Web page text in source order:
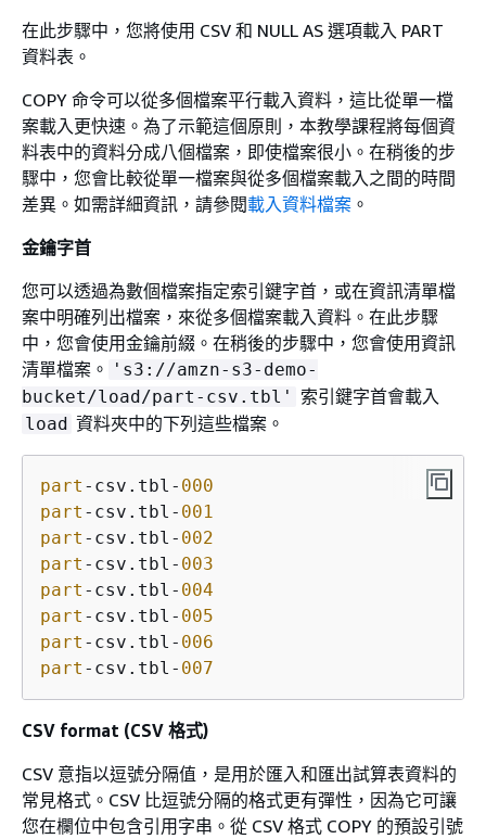
在此步驟中，您將使用 CSV 和 NULL AS 選項載入 PART
資料表。
COPY 命令可以從多個檔案平行載入資料，這比從單一檔
案載入更快速。為了示範這個原則，本教學課程將每個資
料表中的資料分成八個檔案，即使檔案很小。在稍後的步
驟中，您會比較從單一檔案與從多個檔案載入之間的時間
差異。如需詳細資訊，請參閱載入資料檔案 。
金鑰字首
您可以透過為數個檔案指定索引鍵字首，或在資訊清單檔
案中明確列出檔案，來從多個檔案載入資料。在此步驟
中，您會使用金鑰前綴。在稍後的步驟中，您會使用資訊
清單檔案。
's3://amzn-s3-demo-
bucket/load/part-csv.tbl'
索引鍵字首會載入
load 資料夾中的下列這些檔案。
part -csv.tbl- 000
part -csv.tbl- 001
part -csv.tbl- 002
part -csv.tbl- 003
part -csv.tbl- 004
part -csv.tbl- 005
part -csv.tbl- 006
part -csv.tbl- 007
CSV format (CSV 格式)
CSV 意指以逗號分隔值，是用於匯入和匯出試算表資料的
常見格式。CSV 比逗號分隔的格式更有彈性，因為它可讓
您在欄位中包含引用字串。從 CSV 格式 COPY 的預設引號